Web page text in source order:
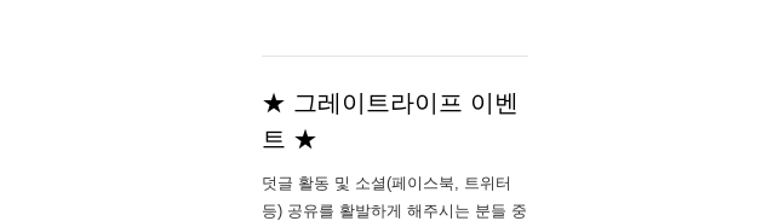
★ 그레이트라이프 이벤
트 ★
덧글 활동 및 소셜(페이스북, 트위터
등) 공유를 활발하게 해주시는 분들 중